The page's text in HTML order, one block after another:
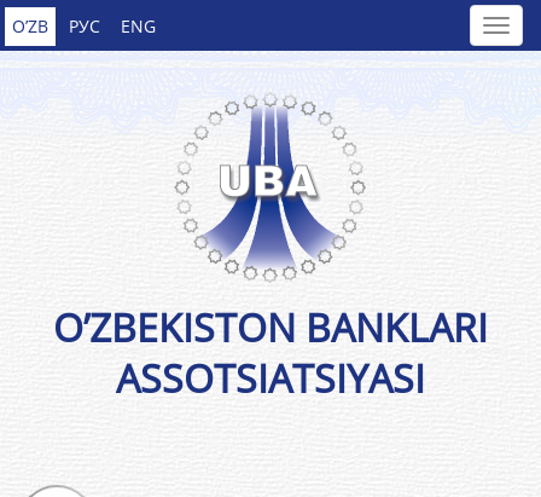
O’ZB РУС ENG
O’ZBEKISTON BANKLARI
ASSOTSIATSIYASI